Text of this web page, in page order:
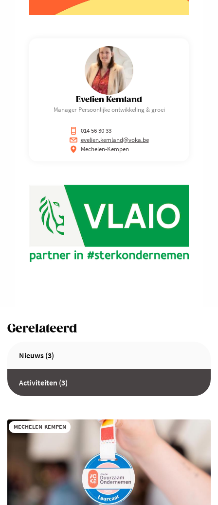
Evelien Kemland
Manager Persoonlijke ontwikkeling & groei
014 56 30 33
evelien.kemland@voka.be
Mechelen-Kempen
Gerelateerd
Nieuws (3)
Activiteiten (3)
MECHELEN-KEMPEN